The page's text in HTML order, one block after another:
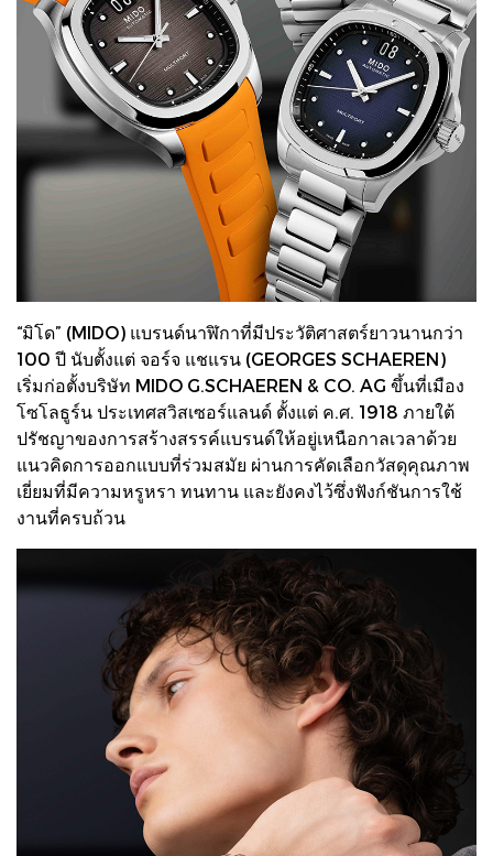
“มิโด” (MIDO) แบรนด์นาฬิกาที่มีประวัติศาสตร์ยาวนานกว่า
100 ปี นับตั้งแต่ จอร์จ แชแรน (GEORGES SCHAEREN)
เริ่มก่อตั้งบริษัท MIDO G.SCHAEREN & CO. AG ขึ้นที่เมือง
โซโลธูร์น ประเทศสวิสเซอร์แลนด์ ตั้งแต่ ค.ศ. 1918 ภายใต้
ปรัชญาของการสร้างสรรค์แบรนด์ให้อยู่เหนือกาลเวลาด้วย
แนวคิดการออกแบบที่ร่วมสมัย ผ่านการคัดเลือกวัสดุคุณภาพ
เยี่ยมที่มีความหรูหรา ทนทาน และยังคงไว้ซึ่งฟังก์ชันการใช้
งานที่ครบถ้วน